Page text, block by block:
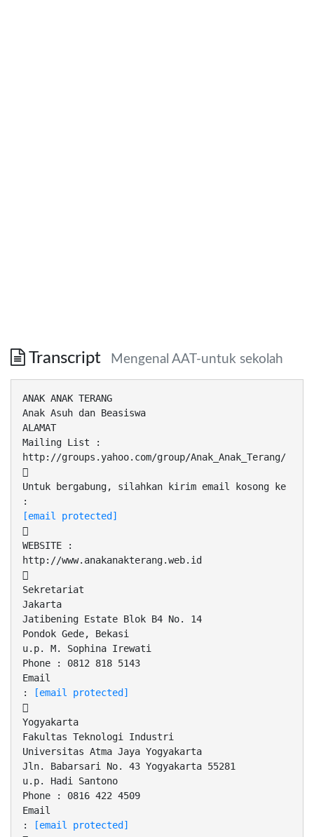
Transcript Mengenal AAT-untuk sekolah
ANAK ANAK TERANG
Anak Asuh dan Beasiswa
ALAMAT
Mailing List :
http://groups.yahoo.com/group/Anak_Anak_Terang/

Untuk bergabung, silahkan kirim email kosong ke
[email protected]

WEBSITE :
http://www.anakanakterang.web.id

Sekretariat
Jakarta
Jatibening Estate Blok B4 No. 14
Pondok Gede, Bekasi
u.p. M. Sophina Irewati
Phone : 0812 818 5143
Email
:
[email protected]

Yogyakarta
Fakultas Teknologi Industri
Universitas Atma Jaya Yogyakarta
Jln. Babarsari No. 43 Yogyakarta 55281
u.p. Hadi Santono
Phone : 0816 422 4509
Email
:
[email protected]